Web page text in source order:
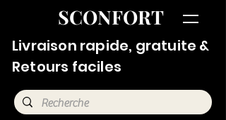
SCONFORT
Livraison rapide, gratuite &
Retours faciles